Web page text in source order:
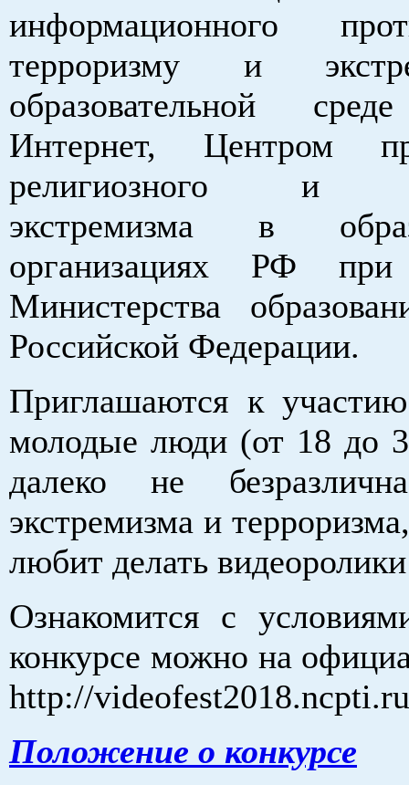
информационного
терроризму и
образовательной
Интернет, Центром
религиозного и
экстремизма в
организациях РФ при
Министерства
Российской Федерации.
Приглашаются к
молодые люди (от 18 до
далеко не
экстремизма и
любит делать
Ознакомится с
конкурсе можно на
http://
Положение о конкурсе